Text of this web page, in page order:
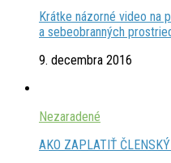
Krátke názorné video na
a sebeobranných
9. decembra 2016
Nezaradené
AKO ZAPLATIŤ